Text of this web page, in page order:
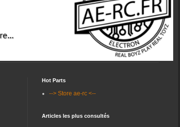
Hot Parts
--> Store ae-rc <--
Articles les plus consultés